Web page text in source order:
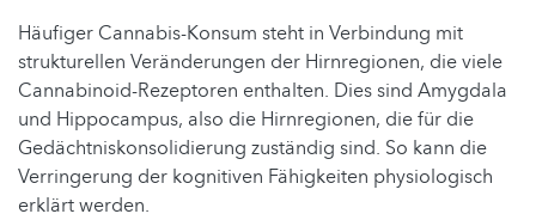
Häufiger Cannabis-Konsum steht in Verbindung mit
strukturellen Veränderungen der Hirnregionen, die viele
Cannabinoid-Rezeptoren enthalten. Dies sind Amygdala
und Hippocampus, also die Hirnregionen, die für die
Gedächtniskonsolidierung zuständig sind. So kann die
Verringerung der kognitiven Fähigkeiten physiologisch
erklärt werden.